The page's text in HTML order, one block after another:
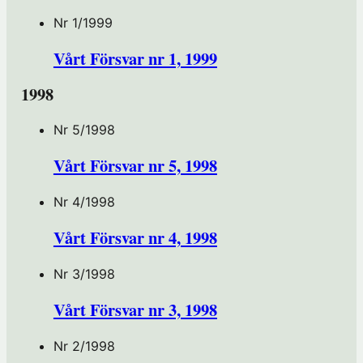
Nr 1/1999
Vårt Försvar nr 1, 1999
1998
Nr 5/1998
Vårt Försvar nr 5, 1998
Nr 4/1998
Vårt Försvar nr 4, 1998
Nr 3/1998
Vårt Försvar nr 3, 1998
Nr 2/1998